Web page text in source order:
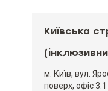
Київська
м. Київ, вул.
поверх, офіс